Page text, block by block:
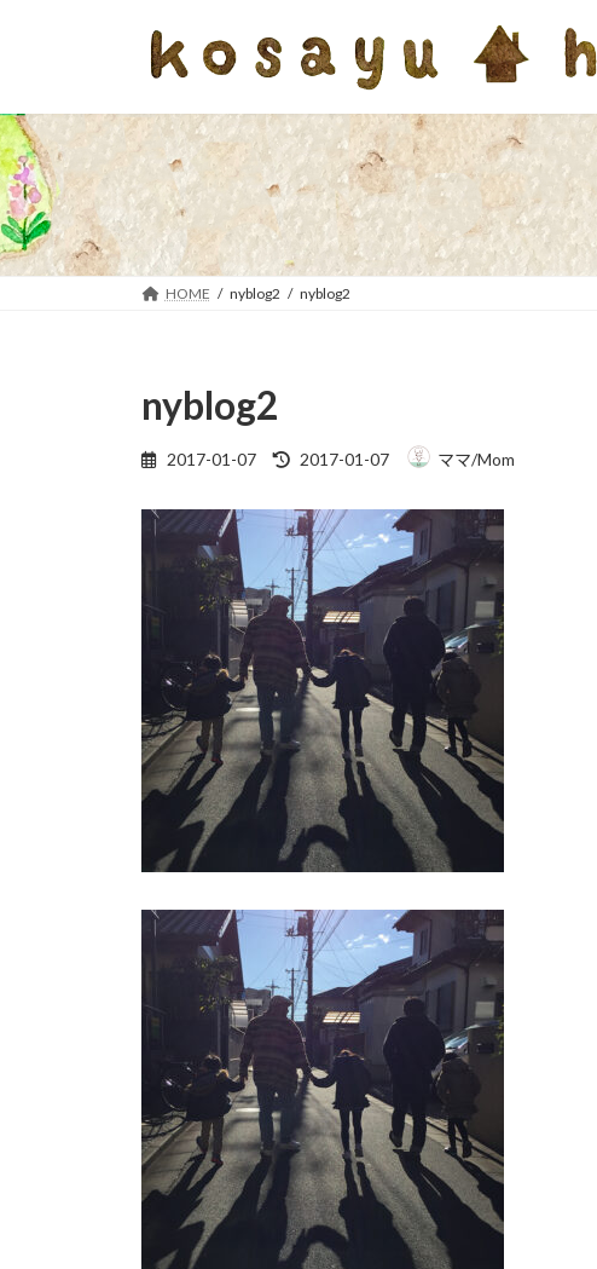
ツ
へ
ス
キ
ッ
プ
シ
ョ
ン
に
移
動
HOME nyblog2 nyblog2
nyblog2
2017-01-07
最
新
日
時
:
2017-01-07 ママ/Mom